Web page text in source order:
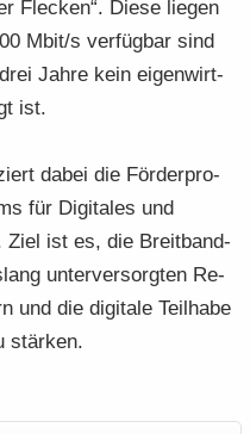
Fle­cken“. Diese lie­gen
Mbit/s ver­füg­bar sind
Jahre kein ei­gen­wirt­
ist.
dabei die För­der­pro­
für Di­gi­ta­les und
Ziel ist es, die Breit­band­
un­ter­ver­sorg­ten Re­
und die di­gi­ta­le Teil­ha­be
stär­ken.